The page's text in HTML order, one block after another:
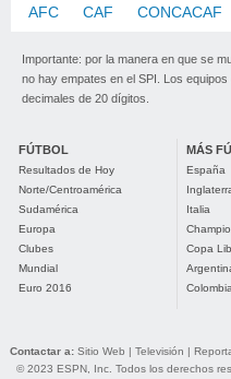
AFC CAF CONCACAF
Importante: por la manera en que se
no hay empates en el SPI. Los
decimales de 20 dígitos.
FÚTBOL
Resultados de Hoy
Norte/Centroamérica
Sudamérica
Europa
Clubes
Mundial
Euro 2016
MÁS
España
Italia
Copa
Colombia
Contactar a: Sitio Web | Televisión |
© 2023 ESPN, Inc. Todos los derechos